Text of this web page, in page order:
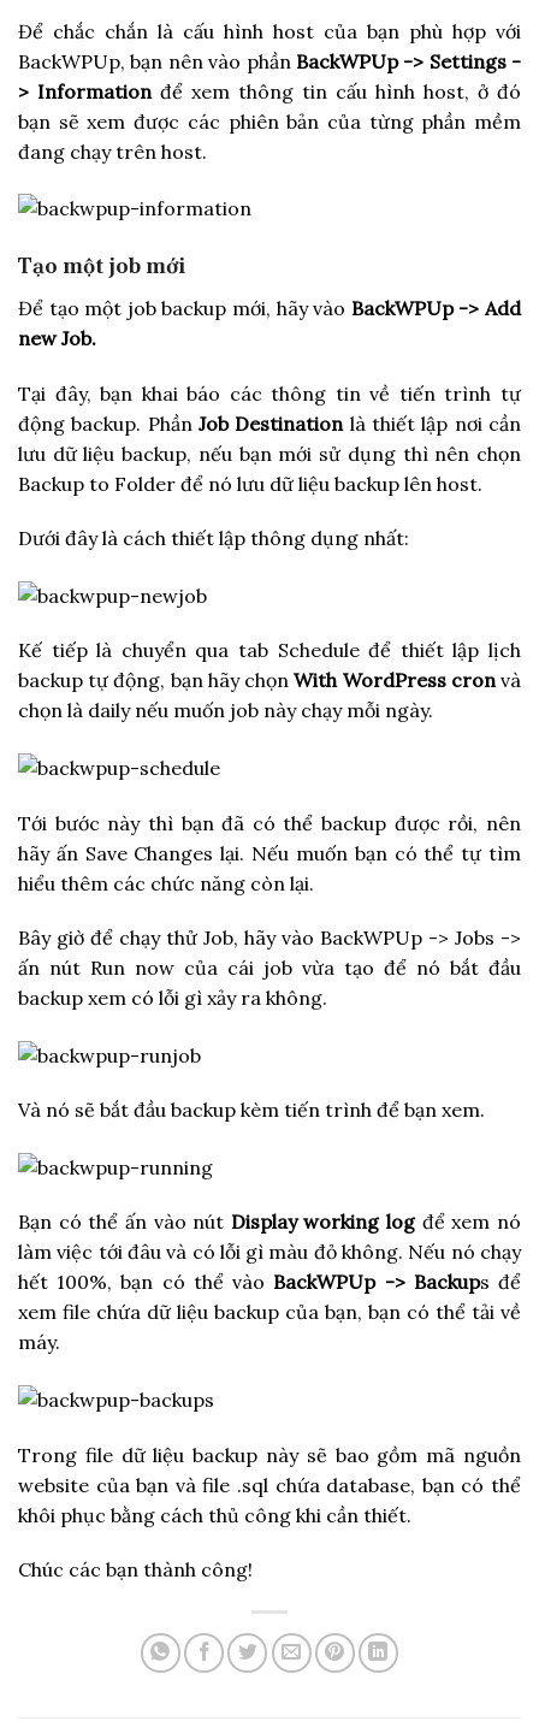
Để chắc chắn là cấu hình host của bạn phù hợp với
BackWPUp, bạn nên vào phần BackWPUp -> Settings -
> Information để xem thông tin cấu hình host, ở đó
bạn sẽ xem được các phiên bản của từng phần mềm
đang chạy trên host.
Tạo một job mới
Để tạo một job backup mới, hãy vào BackWPUp -> Add
new Job.
Tại đây, bạn khai báo các thông tin về tiến trình tự
động backup. Phần Job Destination là thiết lập nơi cần
lưu dữ liệu backup, nếu bạn mới sử dụng thì nên chọn
Backup to Folder để nó lưu dữ liệu backup lên host.
Dưới đây là cách thiết lập thông dụng nhất:
Kế tiếp là chuyển qua tab Schedule để thiết lập lịch
backup tự động, bạn hãy chọnWith WordPress cronvà
chọn là daily nếu muốn job này chạy mỗi ngày.
Tới bước này thì bạn đã có thể backup được rồi, nên
hãy ấn Save Changes lại. Nếu muốn bạn có thể tự tìm
hiểu thêm các chức năng còn lại.
Bây giờ để chạy thử Job, hãy vào BackWPUp -> Jobs ->
ấn nút Run now của cái job vừa tạo để nó bắt đầu
backup xem có lỗi gì xảy ra không.
Và nó sẽ bắt đầu backup kèm tiến trình để bạn xem.
Bạn có thể ấn vào nút Display working logđể xem nó
làm việc tới đâu và có lỗi gì màu đỏ không. Nếu nó chạy
hết 100%, bạn có thể vàoBackWPUp -> Backups để
xem file chứa dữ liệu backup của bạn, bạn có thể tải về
máy.
Trong file dữ liệu backup này sẽ bao gồm mã nguồn
website của bạn và file .sql chứa database, bạn có thể
khôi phục bằng cách thủ công khi cần thiết.
Chúc các bạn thành công!